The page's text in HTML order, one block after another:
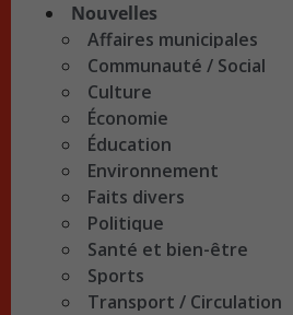
Nouvelles
Affaires municipales
Communauté / Social
Culture
Économie
Éducation
Environnement
Faits divers
Politique
Santé et bien-être
Sports
Transport / Circulation